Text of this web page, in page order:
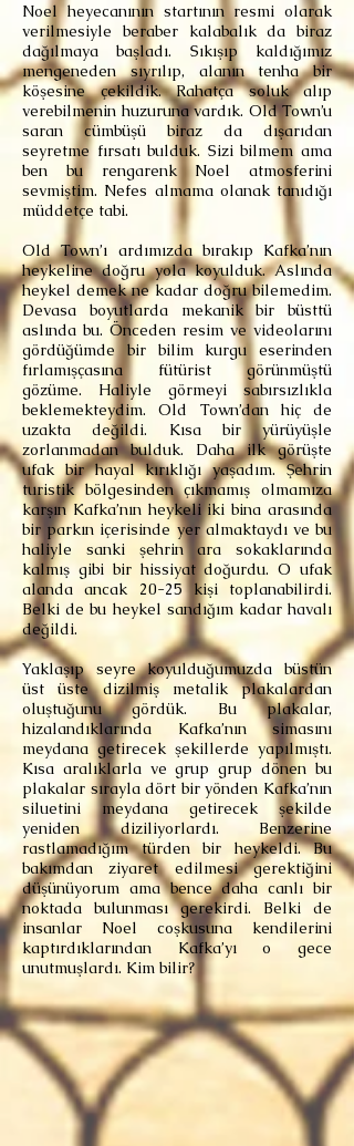
Noel heyecanının startının resmi olarak
verilmesiyle beraber kalabalık da biraz
dağılmaya başladı. Sıkışıp kaldığımız
mengeneden sıyrılıp, alanın tenha bir
köşesine çekildik. Rahatça soluk alıp
verebilmenin huzuruna vardık. Old Town’u
saran cümbüşü biraz da dışarıdan
seyretme fırsatı bulduk. Sizi bilmem ama
ben bu rengarenk Noel atmosferini
sevmiştim. Nefes almama olanak tanıdığı
müddetçe tabi.
Old Town’ı ardımızda bırakıp Kafka’nın
heykeline doğru yola koyulduk. Aslında
heykel demek ne kadar doğru bilemedim.
Devasa boyutlarda mekanik bir büsttü
aslında bu. Önceden resim ve videolarını
gördüğümde bir bilim kurgu eserinden
fırlamışçasına fütürist görünmüştü
gözüme. Haliyle görmeyi sabırsızlıkla
beklemekteydim. Old Town’dan hiç de
uzakta değildi. Kısa bir yürüyüşle
zorlanmadan bulduk. Daha ilk görüşte
ufak bir hayal kırıklığı yaşadım. Şehrin
turistik bölgesinden çıkmamış olmamıza
karşın Kafka’nın heykeli iki bina arasında
bir parkın içerisinde yer almaktaydı ve bu
haliyle sanki şehrin ara sokaklarında
kalmış gibi bir hissiyat doğurdu. O ufak
alanda ancak 20-25 kişi toplanabilirdi.
Belki de bu heykel sandığım kadar havalı
değildi.
Yaklaşıp seyre koyulduğumuzda büstün
üst üste dizilmiş metalik plakalardan
oluştuğunu gördük. Bu plakalar,
hizalandıklarında Kafka’nın simasını
meydana getirecek şekillerde yapılmıştı.
Kısa aralıklarla ve grup grup dönen bu
plakalar sırayla dört bir yönden Kafka’nın
siluetini meydana getirecek şekilde
yeniden diziliyorlardı. Benzerine
rastlamadığım türden bir heykeldi. Bu
bakımdan ziyaret edilmesi gerektiğini
düşünüyorum ama bence daha canlı bir
noktada bulunması gerekirdi. Belki de
insanlar Noel coşkusuna kendilerini
kaptırdıklarından Kafka’yı o gece
unutmuşlardı. Kim bilir?